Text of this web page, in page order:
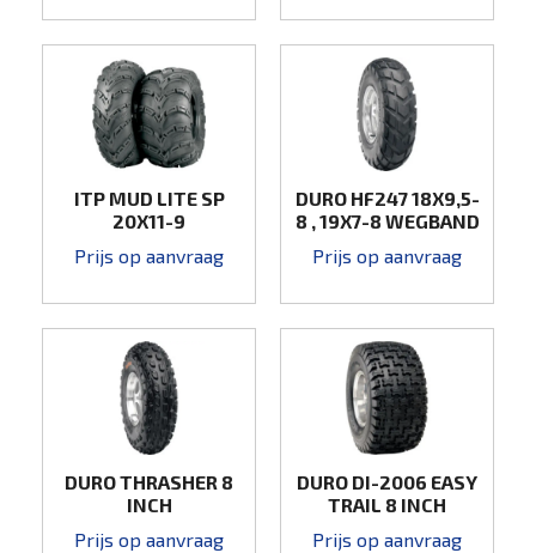
ITP MUD LITE SP
20X11-9
Prijs op aanvraag
DURO HF247 18X9,5-
8 , 19X7-8 WEGBAND
Prijs op aanvraag
DURO THRASHER 8
INCH
Prijs op aanvraag
DURO DI-2006 EASY
TRAIL 8 INCH
Prijs op aanvraag